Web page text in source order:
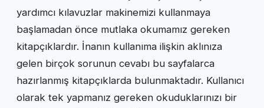
yardımcı kılavuzlar makinemizi kullanmaya
başlamadan önce mutlaka okumamız gereken
kitapçıklardır. İnanın kullanıma ilişkin aklınıza
gelen birçok sorunun cevabı bu sayfalarca
hazırlanmış kitapçıklarda bulunmaktadır. Kullanıcı
olarak tek yapmanız gereken okuduklarınızı bir